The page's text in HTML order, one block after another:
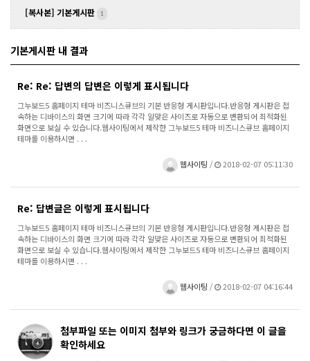
[복사본] 기본게시판 1
기본게시판 내 결과
Re: Re: 답변의 답변은 이렇게 표시됩니다
그누보드5 홈페이지 테마 비즈니스큐브의 기본 반응형 게시판입니다.반응형 게시판은 접
속하는 디바이스의 화면 크기에 따라 각각 알맞은 사이즈로 자동으로 변환되어 최적화된
화면으로 보실 수 있습니다.웹사이팅에서 제작한 그누보드5 테마 비즈니스큐브 홈페이지
테마를 이용하시면 . . .
웹사이팅 / 2018-02-07 05:11:30
Re: 답변글은 이렇게 표시됩니다
그누보드5 홈페이지 테마 비즈니스큐브의 기본 반응형 게시판입니다.반응형 게시판은 접
속하는 디바이스의 화면 크기에 따라 각각 알맞은 사이즈로 자동으로 변환되어 최적화된
화면으로 보실 수 있습니다.웹사이팅에서 제작한 그누보드5 테마 비즈니스큐브 홈페이지
테마를 이용하시면 . . .
웹사이팅 / 2018-02-07 04:16:44
첨부파일 또는 이미지 첨부와 링크가 궁금하다면 이 글을
확인하세요